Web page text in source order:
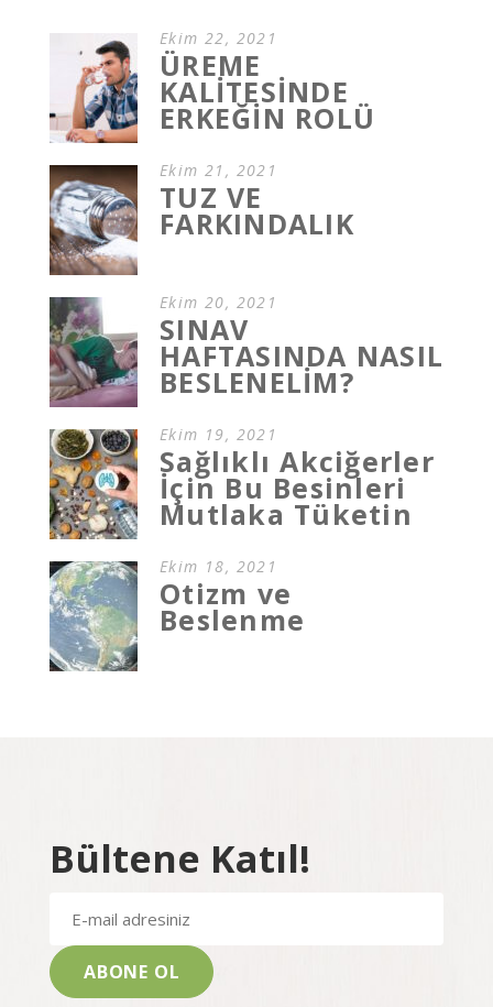
Ekim 22, 2021
ÜREME
KALİTESİNDE
ERKEĞİN ROLÜ
Ekim 21, 2021
TUZ VE
FARKINDALIK
Ekim 20, 2021
SINAV
HAFTASINDA NASIL
BESLENELİM?
Ekim 19, 2021
Sağlıklı Akciğerler
İçin Bu Besinleri
Mutlaka Tüketin
Ekim 18, 2021
Otizm ve
Beslenme
Bültene Katıl!